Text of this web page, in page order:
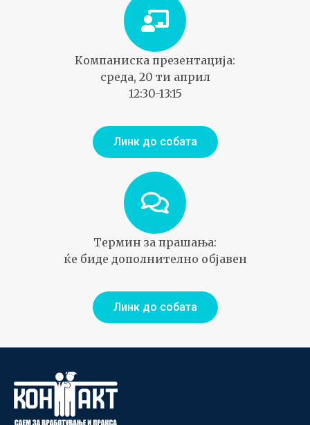
Компаниска презентација:
среда, 20 ти април
12:30-13:15
Линк до собата
Термин за прашања:
ќе биде дополнително објавен
Линк до собата